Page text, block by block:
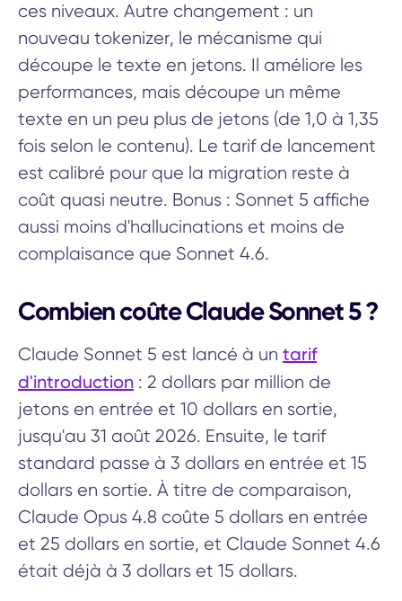
ces niveaux. Autre changement : un
nouveau tokenizer, le mécanisme qui
découpe le texte en jetons. Il améliore les
performances, mais découpe un même
texte en un peu plus de jetons (de 1,0 à 1,35
fois selon le contenu). Le tarif de lancement
est calibré pour que la migration reste à
coût quasi neutre. Bonus : Sonnet 5 affiche
aussi moins d'hallucinations et moins de
complaisance que Sonnet 4.6.
Combien coûte Claude Sonnet 5 ?
Claude Sonnet 5 est lancé à un tarif
d'introduction : 2 dollars par million de
jetons en entrée et 10 dollars en sortie,
jusqu'au 31 août 2026. Ensuite, le tarif
standard passe à 3 dollars en entrée et 15
dollars en sortie. À titre de comparaison,
Claude Opus 4.8 coûte 5 dollars en entrée
et 25 dollars en sortie, et Claude Sonnet 4.6
était déjà à 3 dollars et 15 dollars.